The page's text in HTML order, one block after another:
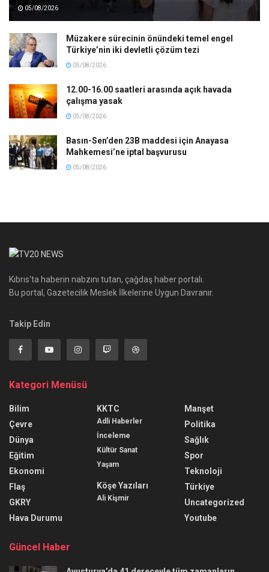
05/08/2026
Müzakere sürecinin önündeki temel engel
Türkiye’nin iki devletli çözüm tezi
05/08/2026
12.00-16.00 saatleri arasında açık havada
çalışma yasak
05/08/2026
Basın-Sen’den 23B maddesi için Anayasa
Mahkemesi’ne iptal başvurusu
05/08/2026
Kıbrıs'ta haberin nabzını tutan, çağdaş haber portalı.
Bu portal, Gazetecilik Meslek İlkelerine Uygun Davranır.
Takip Edin
Kategori Menüsü
Bilim
Çevre
Dünya
Eğitim
Ekonomi
Flaş
GKRY
Hava Durumu
KKTC
Adli Haberler
İnceleme
Kültür Sanat
Yaşam
Köşe Yazıları
Ali Kişmir
Manşet
Politika
Sağlık
Spor
Teknoloji
Türkiye
Uncategorized
Youtube
Güncel Haber